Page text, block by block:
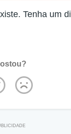
Tenha um